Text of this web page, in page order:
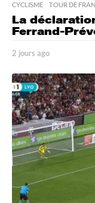
CYCLISME ,TOUR DE
La
Ferrand-
2 jours ago
o
u
r
s
a
g
o